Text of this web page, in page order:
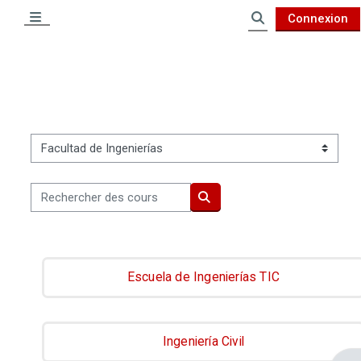
Panneau latéral
Connexion
Catégories de cours
Rechercher des cours
Rechercher des cours
Escuela de Ingenierías TIC
Ingeniería Civil